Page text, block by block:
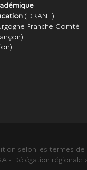
(DRANE)
Franche-Comté
selon les termes
- Délégation